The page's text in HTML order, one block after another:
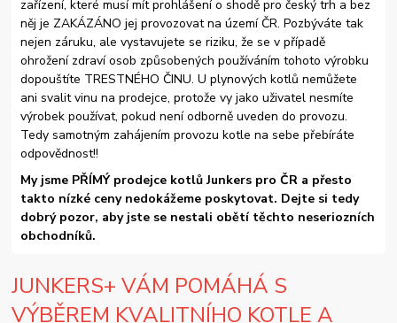
zařízení, které musí mít prohlášení o shodě pro český trh a bez
něj je ZAKÁZÁNO jej provozovat na území ČR. Pozbýváte tak
nejen záruku, ale vystavujete se riziku, že se v případě
ohrožení zdraví osob způsobených používáním tohoto výrobku
dopouštíte TRESTNÉHO ČINU. U plynových kotlů nemůžete
ani svalit vinu na prodejce, protože vy jako uživatel nesmíte
výrobek používat, pokud není odborně uveden do provozu.
Tedy samotným zahájením provozu kotle na sebe přebíráte
odpovědnost!!
My jsme PŘÍMÝ prodejce kotlů Junkers pro ČR a přesto
takto nízké ceny nedokážeme poskytovat. Dejte si tedy
dobrý pozor, aby jste se nestali obětí těchto neseriozních
obchodníků.
JUNKERS+ VÁM POMÁHÁ S
VÝBĚREM KVALITNÍHO KOTLE A